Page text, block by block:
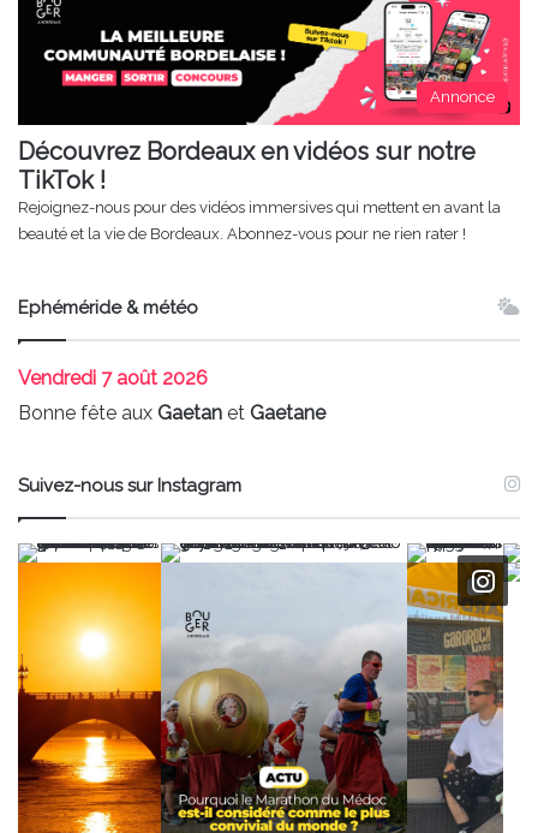
Annonce
Découvrez Bordeaux en vidéos sur notre
TikTok !
Rejoignez-nous pour des vidéos immersives qui mettent en avant la
beauté et la vie de Bordeaux. Abonnez-vous pour ne rien rater !
Ephéméride & météo
Vendredi 7 août 2026
Bonne fête aux Gaetan et Gaetane
Suivez-nous sur Instagram